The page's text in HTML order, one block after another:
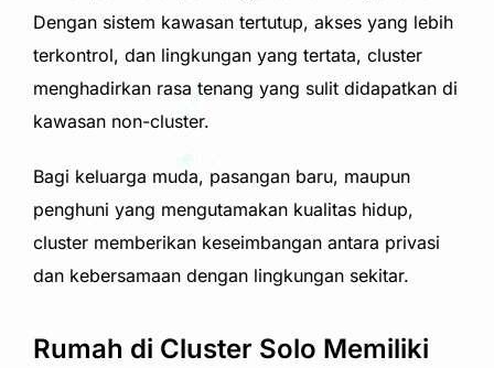
Dengan sistem kawasan tertutup, akses yang lebih
terkontrol, dan lingkungan yang tertata, cluster
menghadirkan rasa tenang yang sulit didapatkan di
kawasan non-cluster.
Bagi keluarga muda, pasangan baru, maupun
penghuni yang mengutamakan kualitas hidup,
cluster memberikan keseimbangan antara privasi
dan kebersamaan dengan lingkungan sekitar.
Rumah di Cluster Solo Memiliki